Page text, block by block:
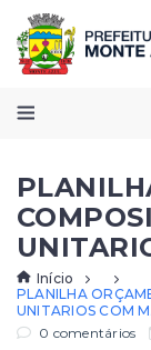
Início
PLANILHA
UNITARIOS COM
0 comentários